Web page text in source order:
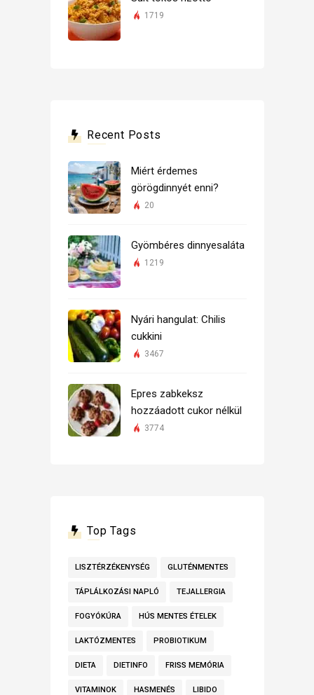
1719
Recent Posts
Miért érdemes
görögdinnyét enni?
20
Gyömbéres dinnyesaláta
1219
Nyári hangulat: Chilis
cukkini
3467
Epres zabkeksz
hozzáadott cukor nélkül
3774
Top Tags
LISZTÉRZÉKENYSÉG GLUTÉNMENTES
TÁPLÁLKOZÁSI NAPLÓ TEJALLERGIA
FOGYÓKÚRA HÚS MENTES ÉTELEK
LAKTÓZMENTES PROBIOTIKUM
DIETA DIETINFO FRISS MEMÓRIA
VITAMINOK HASMENÉS LIBIDO